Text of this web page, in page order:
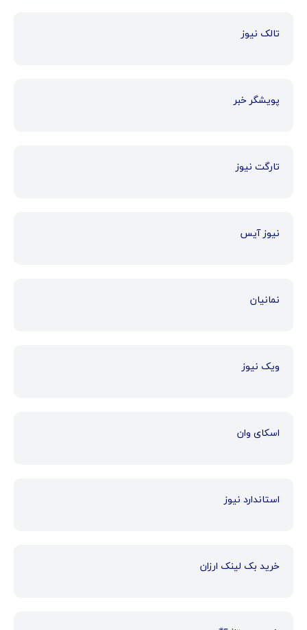
تالک نیوز
پویشگر خبر
تارگت نیوز
نیوز آیس
نمانیان
ویک نیوز
اسکای وان
استاندارد نیوز
خرید بک لینک ارزان